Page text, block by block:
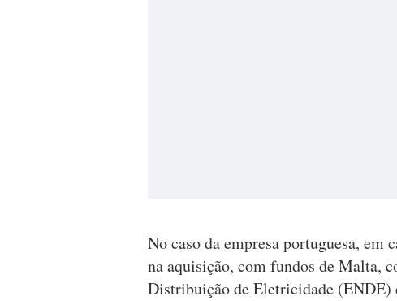
No caso da empresa portuguesa, em
na aquisição, com fundos de Malta,
Distribuição de Eletricidade (ENDE)